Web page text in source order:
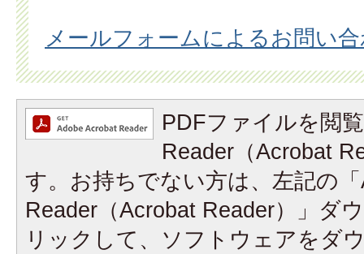
メールフォームによるお問い
PDFファイルを閲
Reader（Acrobat
す。お持ちでない方は、左記の
Reader（Acrobat Reader）」ダ
リックして、ソフトウェアをダ